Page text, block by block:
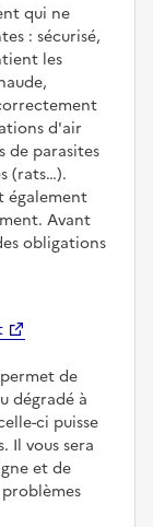
qui ne
: sécurisé,
les
d'air
de parasites
(rats…).
également
Avant
obligations
de
dégradé à
ci puisse
Il vous sera
et de